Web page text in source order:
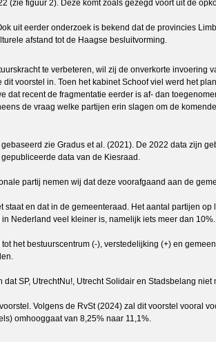
figuur 2). Deze komt zoals gezegd voort uit de
uit eerder onderzoek is bekend dat de provincies
afstand tot de Haagse besluitvorming.
te verbeteren, wil zij de onverkorte
voorstel in. Toen het kabinet Schoof viel werd het
dat recent de fragmentatie eerder is af- dan
de vraag welke partijen erin slagen om de
zie Gradus et al. (2021). De 2022 data zijn
data van de Kiesraad.
partij nemen wij dat deze voorafgaand aan de
en dat in de gemeenteraad. Het aantal partijen
veel kleiner is, namelijk iets meer dan
het bestuurscentrum (-), verstedelijking (+) en
SP, UtrechtNu!, Utrecht Solidair en Stadsbelang
Volgens de RvSt (2024) zal dit voorstel vooral
omhooggaat van 8,25% naar 11,1%.